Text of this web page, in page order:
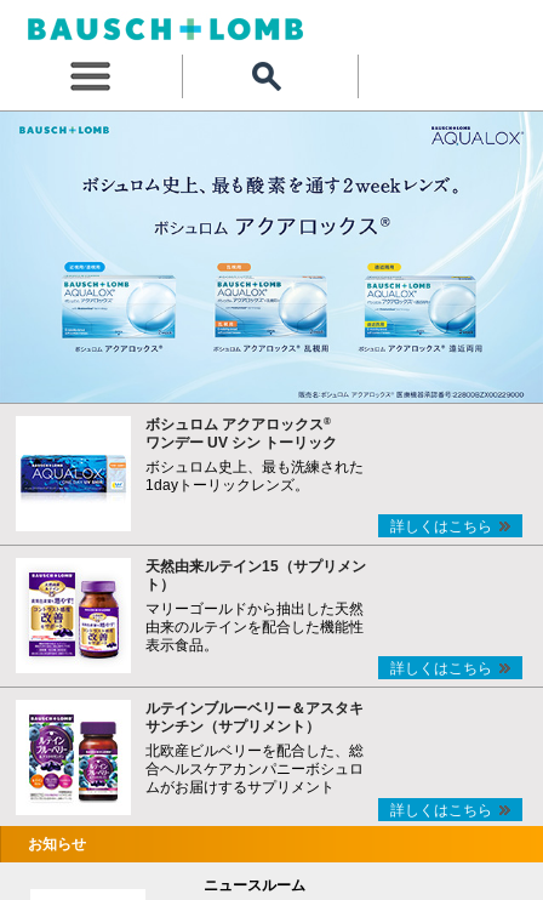
ボシュロム アクアロックス®
ワンデー UV シン トーリック
ボシュロム史上、最も洗練された
1dayトーリックレンズ。
詳しくはこちら
天然由来ルテイン15（サプリメン
ト）
マリーゴールドから抽出した天然
由来のルテインを配合した機能性
表示食品。
詳しくはこちら
ルテインブルーベリー＆アスタキ
サンチン（サプリメント）
北欧産ビルベリーを配合した、総
合ヘルスケアカンパニーボシュロ
ムがお届けするサプリメント
詳しくはこちら
お知らせ
ニュースルーム